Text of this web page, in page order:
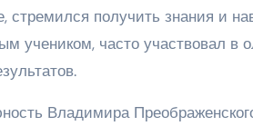
стремился получить знания и
учеником, часто участвовал в
Владимира